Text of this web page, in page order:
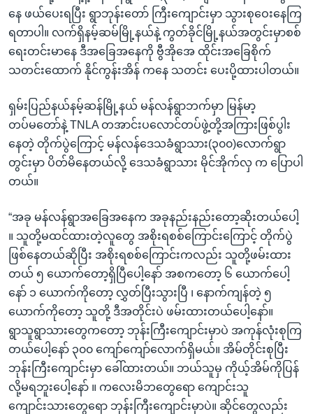
နေ ဖယ်ပေးရပြီး ရွာဘုန်းတော် ကြီးကျောင်းမှာ သွားစုဝေးနေကြ
ရတာပါ။ လက်ရှိနမ့်ဆမ်မြို့နယ်နဲ့ ကွတ်ခိုင်မြို့နယ်အတွင်းမှာစစ်
ရေးတင်းမာနေ ဒီအခြေအနေကို ဗွီအိုအေ ထိုင်းအခြေစိုက်
သတင်းထောက် နိုင်ကွန်းအိန် ကနေ သတင်း ပေးပို့ထားပါတယ်။
ရှမ်းပြည်နယ်နမ့်ဆန်မြို့နယ် မန်လန်ရွာဘက်မှာ မြန်မာ့
တပ်မတော်နဲ့ TNLA တအာင်းပလောင်တပ်ဖွဲ့တို့အကြားဖြစ်ပွါး
နေတဲ့ တိုက်ပွဲကြောင့် မန်လန်ဒေသခံရွာသား(၃၀၀)လောက်ရွာ
တွင်းမှာ ပိတ်မိနေတယ်လို့ ဒေသခံရွာသား မိုင်အိုက်လှ က ပြောပါ
တယ်။
“အခု မန်လန်ရွာအခြေအနေက အခုနည်းနည်းတော့ဆိုးတယ်ပေါ့
။ သူတို့မထင်ထားတဲ့လူတွေ အစိုးရစစ်ကြောင်းကြောင့် တိုက်ပွဲ
ဖြစ်နေတယ်ဆိုပြီး အစိုးရစစ်ကြောင်းကလည်း သူတို့ဖမ်းထား
တယ် ၅ ယောက်တော့ရှိပြီပေါ့နော် အစကတော့ ၆ ယောက်ပေါ့
နော် ၁ ယောက်ကိုတော့ လွှတ်ပြီးသွားပြီ ၊ နောက်ကျန်တဲ့ ၅
ယောက်ကိုတော့ သူတို့ ဒီအတိုင်းပဲ ဖမ်းထားတယ်ပေါ့နော်။
ရွာသူရွာသားတွေကတော့ ဘုန်းကြီးကျောင်းမှာပဲ အကုန်လုံးစုကြ
တယ်ပေါ့နော် ၃၀၀ ကျော်ကျော်လောက်ရှိမယ်။ အိမ်တိုင်းစုပြီး
ဘုန်းကြီးကျောင်းမှာ ခေါ်ထားတယ်။ ဘယ်သူမှ ကိုယ့်အိမ်ကိုပြန်
လို့မရဘူးပေါ့နော် ။ ကလေးမိဘတွေရော ကျောင်းသူ
ကျောင်းသားတွေရော ဘုန်းကြီးကျောင်းမှာပဲ။ ဆိုင်တွေလည်း